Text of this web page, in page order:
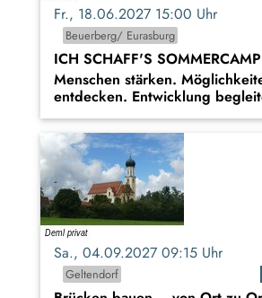
Fr., 18.06.2027 15:00 Uhr
Beuerberg/ Eurasburg
ICH SCHAFF'S SOMMERCAMP
Menschen stärken.
entdecken. Entwicklung
Sa., 04.09.2027 09:15 Uhr
Geltendorf